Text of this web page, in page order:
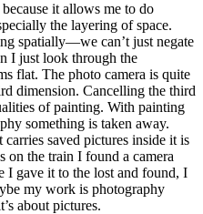
it allows me to do
the layering of space.
spatially—we can’t just negate
I just look through the
flat. The photo camera is quite
dimension. Cancelling the third
of painting. With painting
something is taken away.
saved pictures inside it is
on the train I found a camera
I gave it to the lost and found, I
my work is photography
about pictures.